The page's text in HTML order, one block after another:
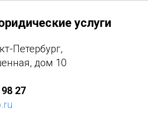
услуги
Петербург,
дом 10
27